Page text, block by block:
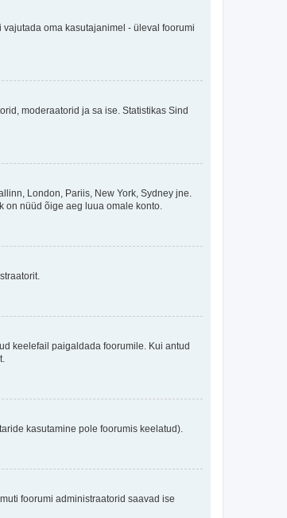
oma kasutajanimel - üleval foorumi
moderaatorid ja sa ise. Statistikas Sind
London, Pariis, New York, Sydney jne.
on nüüd õige aeg luua omale konto.
keelefail paigaldada foorumile. Kui antud
kasutamine pole foorumis keelatud).
foorumi administraatorid saavad ise